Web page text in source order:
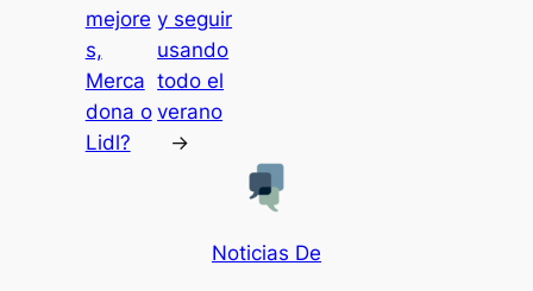
mejore
s,
Merca
dona o
Lidl?
y seguir
usando
todo el
verano
→
Noticias De